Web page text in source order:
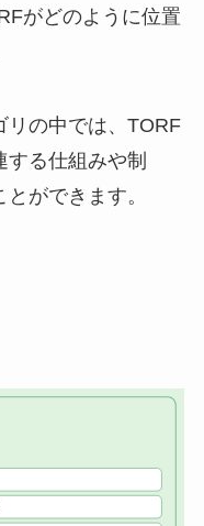
がどのように位置
リの中では、TORF
る仕組みや制
ができます。